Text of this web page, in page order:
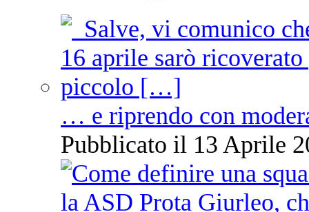
… e riprendo con
Pubblicato il 13 Aprile